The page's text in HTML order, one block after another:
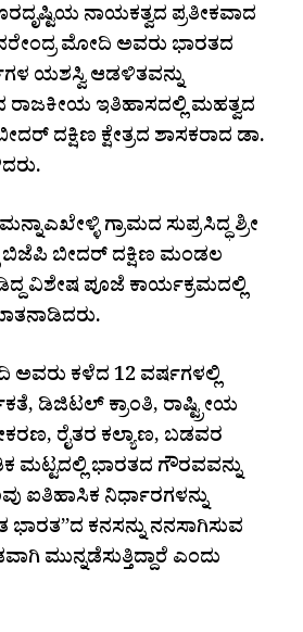
ನಾಯಕತ್ವದ ಪ್ರತೀಕವಾದ
ನರೇಂದ್ರ ಮೋದಿ ಅವರು ಭಾರತದ
ಯಶಸ್ವಿ ಆಡಳಿತವನ್ನು
ರಾಜಕೀಯ ಇತಿಹಾಸದಲ್ಲಿ ಮಹತ್ವದ
ದಕ್ಷಿಣ ಕ್ಷೇತ್ರದ ಶಾಸಕರಾದ ಡಾ.
ಗ್ರಾಮದ ಸುಪ್ರಸಿದ್ಧ ಶ್ರೀ
ಬೀದರ್ ದಕ್ಷಿಣ ಮಂಡಲ
ವಿಶೇಷ ಪೂಜೆ ಕಾರ್ಯಕ್ರಮದಲ್ಲಿ
ಅವರು ಕಳೆದ 12 ವರ್ಷಗಳಲ್ಲಿ
ಡಿಜಿಟಲ್ ಕ್ರಾಂತಿ, ರಾಷ್ಟ್ರೀಯ
ರೈತರ ಕಲ್ಯಾಣ, ಬಡವರ
ಮಟ್ಟದಲ್ಲಿ ಭಾರತದ ಗೌರವವನ್ನು
ಐತಿಹಾಸಿಕ ನಿರ್ಧಾರಗಳನ್ನು
ಭಾರತ”ದ ಕನಸನ್ನು ನನಸಾಗಿಸುವ
ಮುನ್ನಡೆಸುತ್ತಿದ್ದಾರೆ ಎಂದು